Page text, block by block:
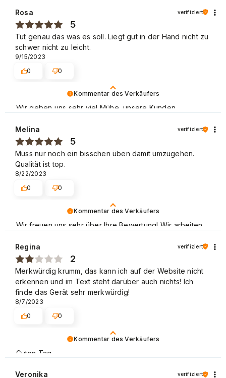
Kundenzufriedenheit. Wir freuen uns, dass wir Ihre
Erwartungen erfüllt haben. Wir laden Sie ein, unser
Angebot wieder zu nutzen. Schöne Grüße
Kommentar des Verkäufers
Wir geben uns sehr viel Mühe, unsere Kunden
Vielen Dank für Ihr positives Feedback und wir laden
Sie erneut ein! Liebe Grüße
Rosa verifiziert
5
Tut genau das was es soll. Liegt gut in der Hand nicht zu
schwer nicht zu leicht.
9/15/2023
0
0
Kommentar des Verkäufers
Wir freuen uns sehr über Ihre Bewertung! Wir arbeiten
Kunden zu erfüllen, und wir sind froh, dass wir es
diesmal geschafft haben. Wir hoffen, dass Sie uns
wieder besuchen. Beste Grüße
Melina verifiziert
5
Muss nur noch ein bisschen üben damit umzugehen.
Qualität ist top.
8/22/2023
0
0
Kommentar des Verkäufers
Guten Tag,
besten Dank für Ihre Bewertung. Bei Zweifeln am
Regina verifiziert
2
Merkwürdig krumm, das kann ich auf der Website nicht
erkennen und im Text steht darüber auch nichts! Ich
finde das Gerät sehr merkwürdig!
8/7/2023
0
0
Veronika verifiziert